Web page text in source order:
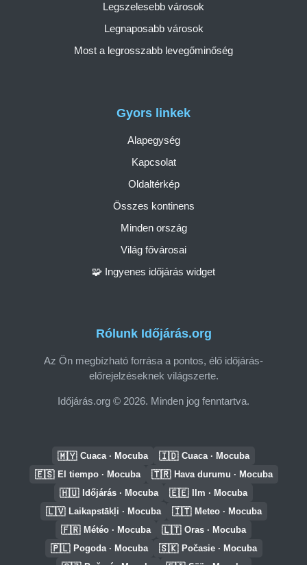
Rólunk Időjárás.org
Az Ön megbízható forrása a pontos, élő időjárás-
előrejelzéseknek világszerte.
Időjárás.org © 2026. Minden jog fenntartva.
Gyors linkek
Alapegység
Kapcsolat
Oldaltérkép
Összes kontinens
Minden ország
Világ fővárosai
🧩 Ingyenes időjárás widget
Legszelesebb városok
Legnaposabb városok
Most a legrosszabb levegőminőség
🇲🇾 Cuaca · Mocuba 🇮🇩 Cuaca · Mocuba
🇪🇸 El tiempo · Mocuba 🇹🇷 Hava durumu · Mocuba
🇭🇺 Időjárás · Mocuba 🇪🇪 Ilm · Mocuba
🇱🇻 Laikapstākļi · Mocuba 🇮🇹 Meteo · Mocuba
🇫🇷 Météo · Mocuba 🇱🇹 Oras · Mocuba
🇵🇱 Pogoda · Mocuba 🇸🇰 Počasie · Mocuba